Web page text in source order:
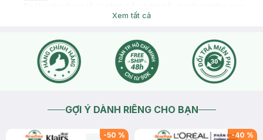
hàng lần này, do hiện tại hotline và lượng tin nhắn nhiều, các
Xem tất cả
GỢI Ý DÀNH RIÊNG CHO BẠN
-50 % -40 %